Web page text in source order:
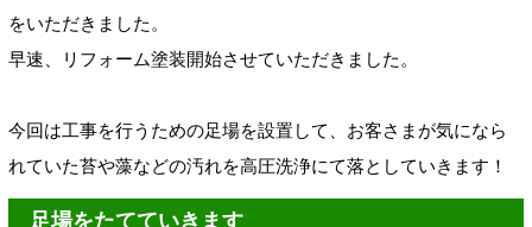
をいただきました。
早速、リフォーム塗装開始させていただきました。
今回は工事を行うための足場を設置して、お客さまが気になら
れていた苔や藻などの汚れを高圧洗浄にて落としていきます！
足場をたてていきます